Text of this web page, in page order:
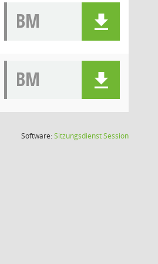
BM
BM
Software:SitzungsdienstSession(Wird in